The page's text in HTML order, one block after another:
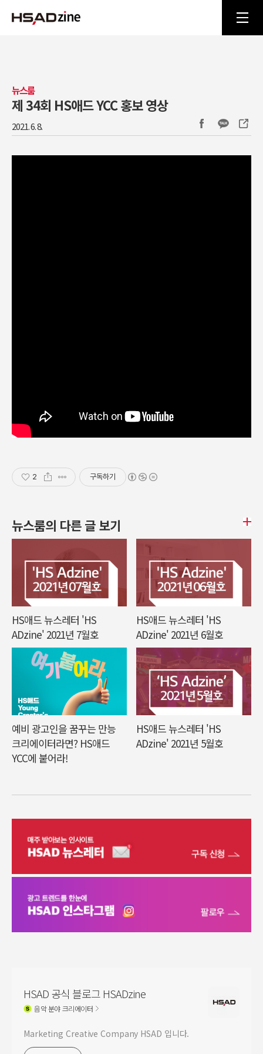
뉴스룸
제 34회 HS애드 YCC 홍보 영상
2021. 6. 8.
2 구독하기
뉴스룸의 다른 글 보기
HS애드 뉴스레터 'HS
ADzine' 2021년 7월호
HS애드 뉴스레터 'HS
ADzine' 2021년 6월호
예비 광고인을 꿈꾸는 만능
크리에이터라면? HS애드
YCC에 붙어라!
HS애드 뉴스레터 'HS
ADzine' 2021년 5월호
HSAD 공식 블로그 HSADzine
음악분야 크리에이터
Marketing Creative Company HSAD 입니다.